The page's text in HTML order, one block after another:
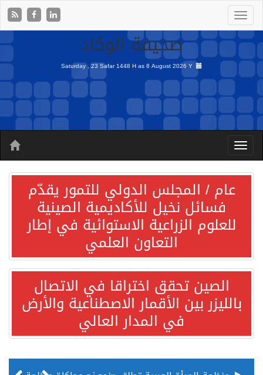
صحيفة الوكاد
Saturday , 23 Safar 1448 H as8 August 2026 Y
عام / المجلس الدولي للتمور يقدّم
فسائل نخيل للأكاديمية الصينية
للعلوم الزراعية الاستوائية في إطار
التعاون العلمي
الصين تحقق اختراقا في الاتصال
بالليزر بين الأقمار الاصطناعية والأرض
في المدار العالي